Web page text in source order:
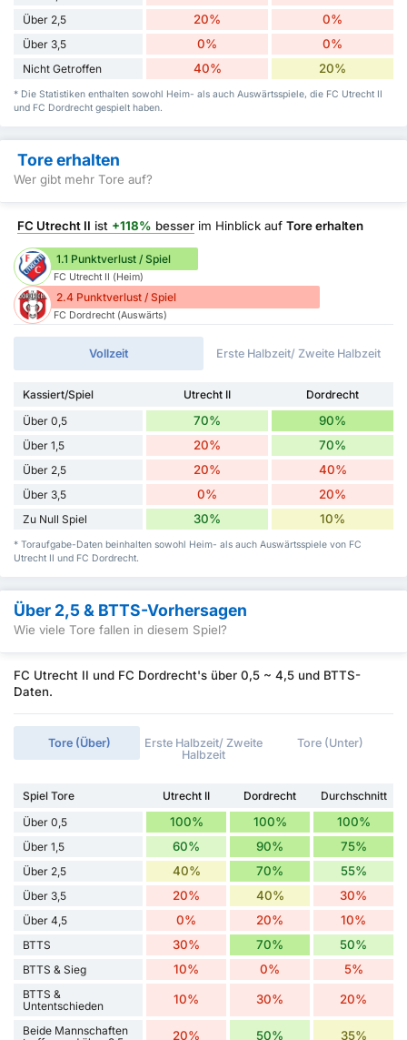
Über 2,5 20% 0%
Über 3,5 0% 0%
Nicht Getroffen 40% 20%
* Die Statistiken enthalten sowohl Heim- als auch Auswärtsspiele, die FC Utrecht II
und FC Dordrecht gespielt haben.
Tore erhalten
Wer gibt mehr Tore auf?
FC Utrecht II ist +118% besser im Hinblick auf Tore erhalten
1.1 Punktverlust / Spiel
FC Utrecht II (Heim)
2.4 Punktverlust / Spiel
FC Dordrecht (Auswärts)
Vollzeit Erste Halbzeit/ Zweite Halbzeit
Kassiert/Spiel Utrecht II
Dordrecht
Über 0,5
70% 90%
Über 1,5 20% 70%
Über 2,5 20% 40%
Über 3,5 0% 20%
Zu Null Spiel 30% 10%
* Toraufgabe-Daten beinhalten sowohl Heim- als auch Auswärtsspiele von FC
Utrecht II und FC Dordrecht.
Über 2,5 & BTTS-Vorhersagen
Wie viele Tore fallen in diesem Spiel?
FC Utrecht II und FC Dordrecht's über 0,5 ~ 4,5 und BTTS-
Daten.
Tore (Über)
Erste Halbzeit/ Zweite
Halbzeit
Tore (Unter)
Spiel Tore Utrecht II Dordrecht
Durchschnitt
Über 0,5
100% 100% 100%
Über 1,5 60% 90% 75%
Über 2,5 40% 70% 55%
Über 3,5 20% 40% 30%
Über 4,5 0% 20% 10%
BTTS 30% 70% 50%
BTTS & Sieg 10% 0% 5%
BTTS &
Untentschieden
10% 30% 20%
Beide Mannschaften
20% 50% 35%